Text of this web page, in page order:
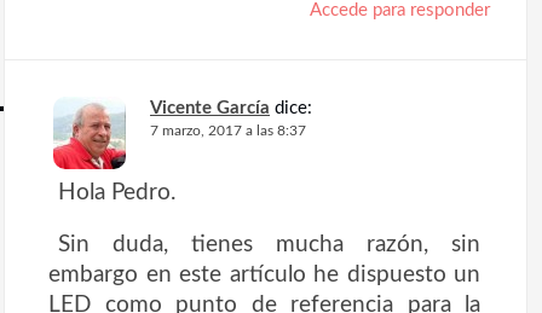
a
s
Accede para responder
Vicente García dice:
7 marzo, 2017 a las 8:37
Hola Pedro.
Sin duda, tienes mucha razón, sin
embargo en este artículo he dispuesto un
LED como punto de referencia para la